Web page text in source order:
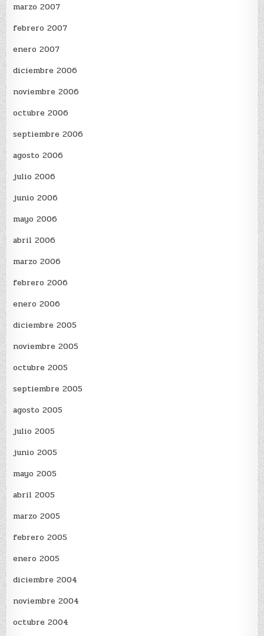
marzo 2007
febrero 2007
enero 2007
diciembre 2006
noviembre 2006
octubre 2006
septiembre 2006
agosto 2006
julio 2006
junio 2006
mayo 2006
abril 2006
marzo 2006
febrero 2006
enero 2006
diciembre 2005
noviembre 2005
octubre 2005
septiembre 2005
agosto 2005
julio 2005
junio 2005
mayo 2005
abril 2005
marzo 2005
febrero 2005
enero 2005
diciembre 2004
noviembre 2004
octubre 2004